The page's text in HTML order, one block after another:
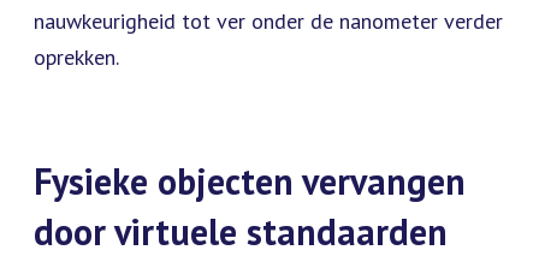
nauwkeurigheid tot ver onder de nanometer verder
oprekken.
Fysieke objecten vervangen
door virtuele standaarden